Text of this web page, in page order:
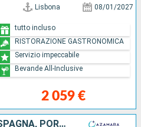
Lisbona 08/01/2027
2 059 €
tutto incluso
RISTORAZIONE GASTRONOMICA
Servizio impeccabile
Bevande All-Inclusive
LANZAROTE, MAROCCO, SPAGNA, PORTOGALLO